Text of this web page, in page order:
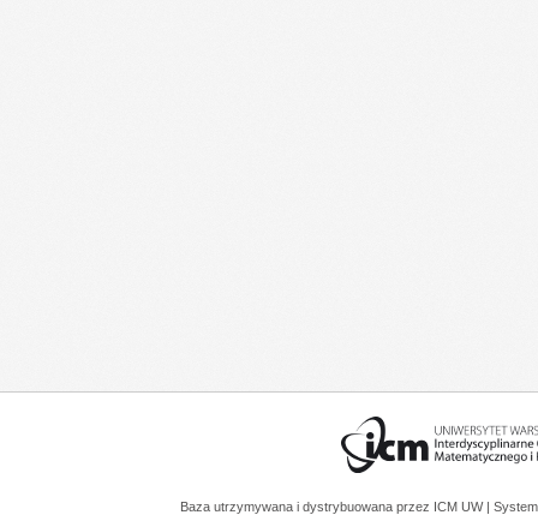
Baza utrzymywana i dystrybuowana przez ICM UW |